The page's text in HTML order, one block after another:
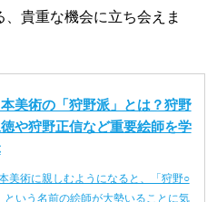
貴重な機会に立ち会えま
本美術の「狩野派」とは？狩野
や狩野正信など重要絵師を学
美術に親しむようになると、「狩野○
という名前の絵師が大勢いることに気